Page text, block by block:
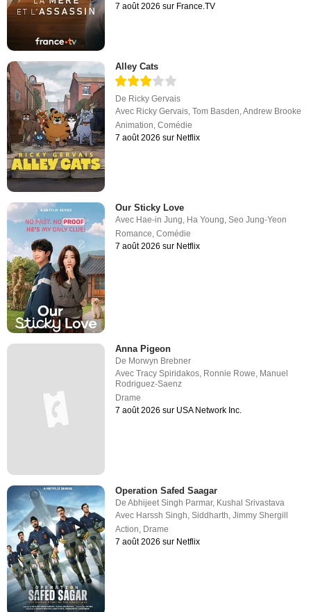
7 août 2026 sur France.TV
Alley Cats
De Ricky Gervais
Avec Ricky Gervais ,Tom Basden ,Andrew Brooke
Animation ,Comédie
7 août 2026 sur Netflix
Our Sticky Love
Avec Hae-in Jung, Ha Young,Seo Jung-Yeon
Romance,Comédie
7 août 2026 sur Netflix
Anna Pigeon
De Morwyn Brebner
AvecTracy Spiridakos, Ronnie Rowe, Manuel
Rodriguez-Saenz
Drame
7 août 2026 sur USA Network Inc.
Operation Safed Saagar
DeAbhijeet Singh Parmar, Kushal Srivastava
Avec Harssh Singh ,Siddharth ,Jimmy Shergill
Action Drame
7 août 2026 sur Netflix